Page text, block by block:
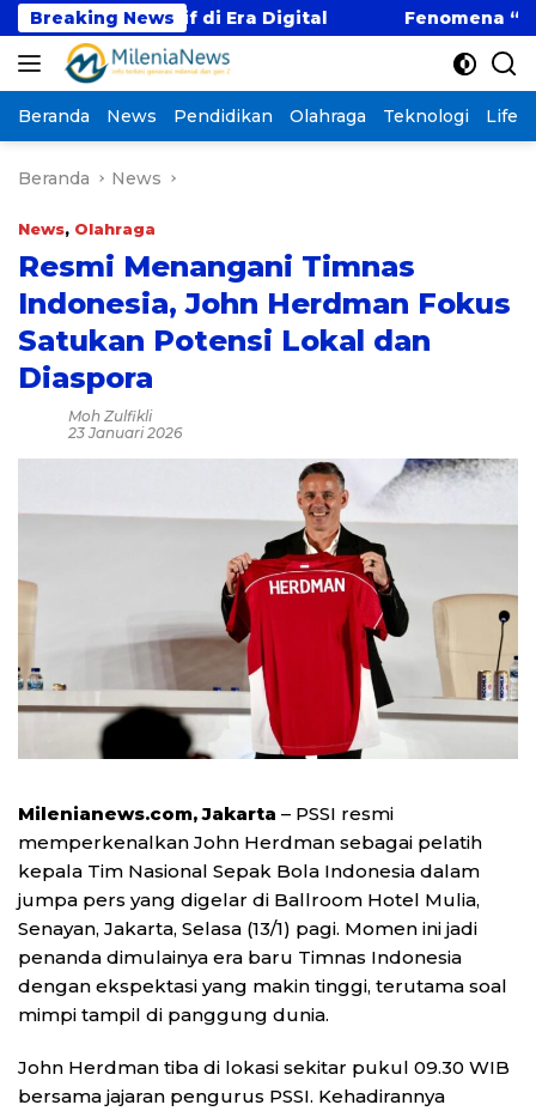
Langsung
ke
konten
Breaking News
di Era Digital Fenomena “Kabur Aja
Beranda News Pendidikan Olahraga Teknologi
Beranda News
News, Olahraga
Resmi Menangani Timnas
Indonesia, John Herdman Fokus
Satukan Potensi Lokal dan
Diaspora
Moh Zulfikli
23 Januari 2026
Milenianews.com, Jakarta – PSSI resmi
memperkenalkan John Herdman sebagai pelatih
kepala Tim Nasional Sepak Bola Indonesia dalam
jumpa pers yang digelar di Ballroom Hotel Mulia,
Senayan, Jakarta, Selasa (13/1) pagi. Momen ini jadi
penanda dimulainya era baru Timnas Indonesia
dengan ekspektasi yang makin tinggi, terutama soal
mimpi tampil di panggung dunia.
John Herdman tiba di lokasi sekitar pukul 09.30 WIB
bersama jajaran pengurus PSSI. Kehadirannya